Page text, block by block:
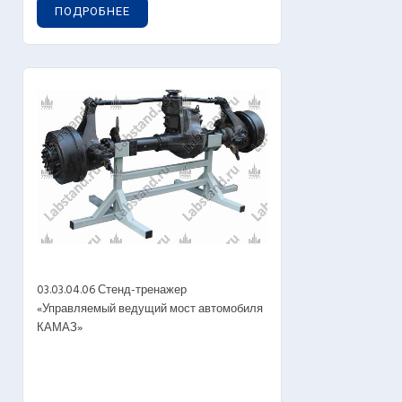
ПОДРОБНЕЕ
03.03.04.06 Стенд-тренажер
«Управляемый ведущий мост автомобиля
КАМАЗ»